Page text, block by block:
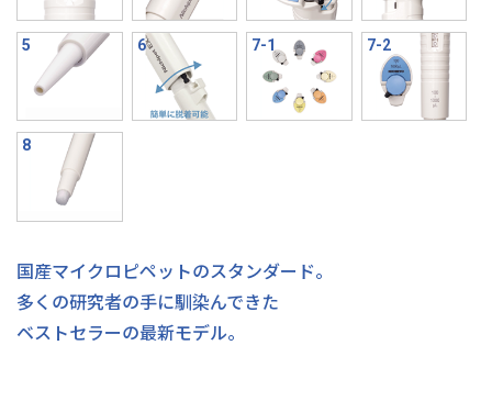
国産マイクロピペットのスタンダード。
多くの研究者の手に馴染んできた
ベストセラーの最新モデル。